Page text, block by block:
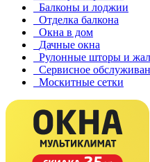
Балконы и лоджии
Отделка балкона
Окна в дом
Дачные окна
Рулонные шторы и
Сервисное
Москитные сетки